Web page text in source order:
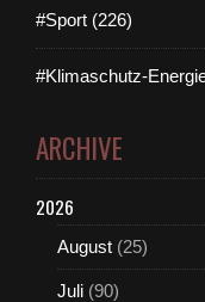
#Sport (226)
#Klimaschutz-
ARCHIVE
2026
August (25)
Juli (90)